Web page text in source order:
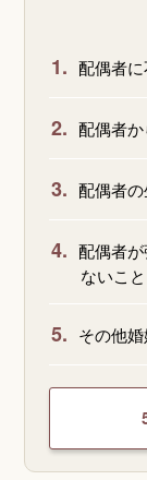
1. 配偶者
2. 配偶者
3. 配偶者
4. 配偶者
ないこと
5. その他